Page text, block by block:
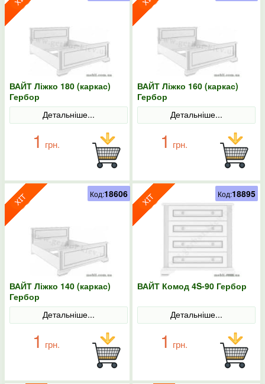
ВАЙТ Ліжко 180 (каркас)
Гербор
Детальніше...
1 грн.
ВАЙТ Ліжко 160 (каркас)
Гербор
Детальніше...
1 грн.
ВАЙТ Ліжко 140 (каркас)
Гербор
Детальніше...
1 грн.
Код:18606
ВАЙТ Комод 4S-90 Гербор
Детальніше...
1 грн.
Код:18895